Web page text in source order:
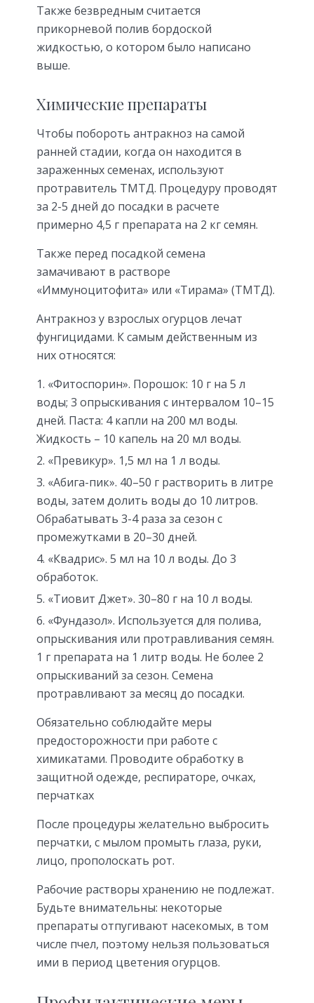
Также безвредным считается
прикорневой полив бордоской
жидкостью, о котором было написано
выше.
Химические препараты
Чтобы побороть антракноз на самой
ранней стадии, когда он находится в
зараженных семенах, используют
протравитель ТМТД. Процедуру проводят
за 2-5 дней до посадки в расчете
примерно 4,5 г препарата на 2 кг семян.
Также перед посадкой семена
замачивают в растворе
«Иммуноцитофита» или «Тирама» (ТМТД).
Антракноз у взрослых огурцов лечат
фунгицидами. К самым действенным из
них относятся:
«Фитоспорин». Порошок: 10 г на 5 л
воды; 3 опрыскивания с интервалом 10–15
дней. Паста: 4 капли на 200 мл воды.
Жидкость – 10 капель на 20 мл воды.
«Превикур». 1,5 мл на 1 л воды.
«Абига-пик». 40–50 г растворить в литре
воды, затем долить воды до 10 литров.
Обрабатывать 3-4 раза за сезон с
промежутками в 20–30 дней.
«Квадрис». 5 мл на 10 л воды. До 3
обработок.
«Тиовит Джет». 30–80 г на 10 л воды.
«Фундазол». Используется для полива,
опрыскивания или протравливания семян.
1 г препарата на 1 литр воды. Не более 2
опрыскиваний за сезон. Семена
протравливают за месяц до посадки.
Обязательно соблюдайте меры
предосторожности при работе с
химикатами. Проводите обработку в
защитной одежде, респираторе, очках,
перчатках
После процедуры желательно выбросить
перчатки, с мылом промыть глаза, руки,
лицо, прополоскать рот.
Рабочие растворы хранению не подлежат.
Будьте внимательны: некоторые
препараты отпугивают насекомых, в том
числе пчел, поэтому нельзя пользоваться
ими в период цветения огурцов.